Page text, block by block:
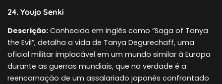
24. Youjo Senki
Descrição: Conhecido em inglês como “Saga of Tanya
the Evil”, detalha a vida de Tanya Degurechaff, uma
oficial militar implacável em um mundo similar à Europa
durante as guerras mundiais, que na verdade é a
reencarnação de um assalariado japonês confrontado